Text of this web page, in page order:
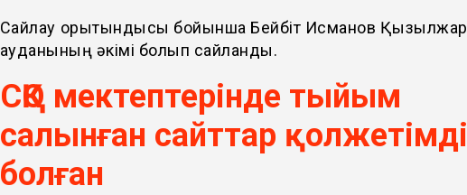
Сайлау қорытындысы бойынша Бейбіт Исманов Қызылжар
ауданының әкімі болып сайланды.
СҚО мектептерінде тыйым
салынған сайттар қолжетімді
болған